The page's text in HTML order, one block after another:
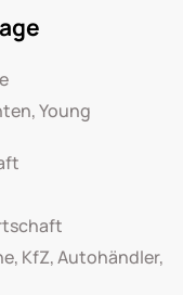
Young
KfZ, Autohändler,